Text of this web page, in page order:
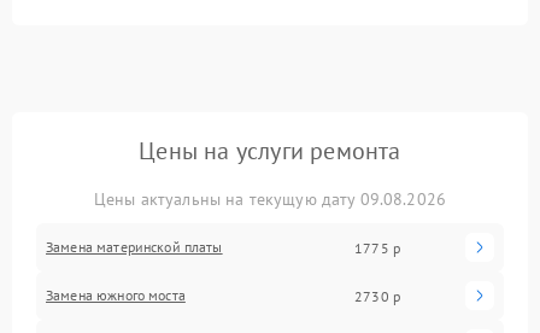
Цены на услуги ремонта
Цены актуальны на текущую дату 09.08.2026
Замена материнской платы 1775 р
Замена южного моста 2730 р